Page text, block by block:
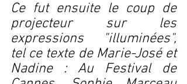
Ce fut ensuite le coup de
projecteur sur les
expressions "illuminées",
tel ce texte de Marie-José et
Nadine : Au Festival de